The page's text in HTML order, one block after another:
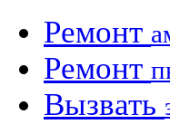
Ремонт
Ремонт
Вызвать